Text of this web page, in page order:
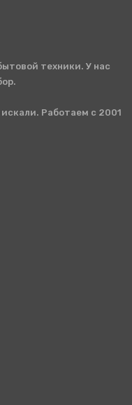
техники. У нас
Работаем с 2001